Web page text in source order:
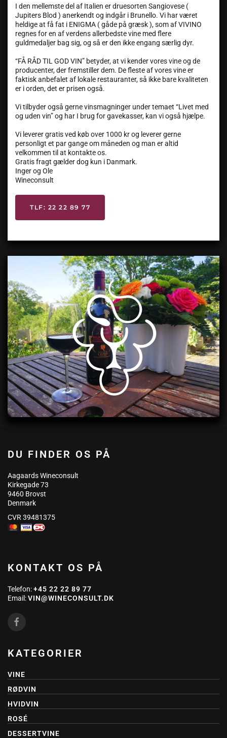
I den mellemste del af Italien er druesorten Sangiovese (
Jupiters Blod ) anerkendt og indgår i Brunello. Vi har været
heldige at få fat i ENIGMA ( gåde på græsk ), som af VIVINO
regnes for en af verdens allerbedste vine med flere
guldmedaljer bag sig, og så er den ikke engang særlig dyr.
“FÅ RÅD TIL GOD VIN” betyder, at vi kender vores vine og de
producenter, der fremstiller dem. De fleste af vores vine er
faktisk anbefalet af lokale restauranter, så ikke bare kvaliteten
er i orden, det er prisen også.
Vi tilbyder også gerne vinsmagninger under temaet “Livet med
og uden vin” og har I brug for gavekasser, kan vi også hjælpe.
Vi leverer gratis ved køb over 1000 kr og leverer gerne
personligt et par gange om måneden og man er altid
velkommen til at kontakte os.
Gratis fragt gælder dog kun i Danmark.
Inger og Ole
Wineconsult
TLF: 22 22 89 77
DU FINDER OS PÅ
Aagaards Wineconsult
Kirkegade 73
9460 Brovst
Denmark
CVR 39481375
KONTAKT OS PÅ
Telefon:+45 22 22 89 77
Email:VIN@WINECONSULT.DK
KATEGORIER
VINE
RØDVIN
HVIDVIN
ROSÉ
DESSERTVINE